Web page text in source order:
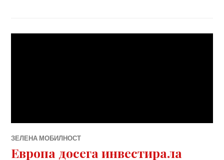
ЗЕЛЕНА МОБИЛНОСТ
Европа досега инвестирала